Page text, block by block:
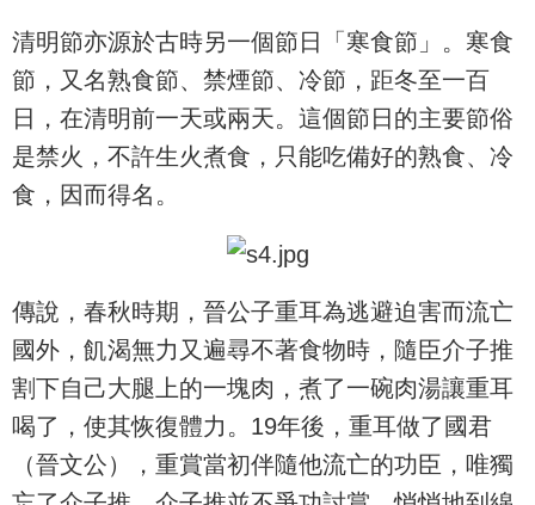
清明節亦源於古時另一個節日「寒食節」。寒食
節，又名熟食節、禁煙節、冷節，距冬至一百
日，在清明前一天或兩天。這個節日的主要節俗
是禁火，不許生火煮食，只能吃備好的熟食、冷
食，因而得名。
傳說，春秋時期，晉公子重耳為逃避迫害而流亡
國外，飢渴無力又遍尋不著食物時，隨臣介子推
割下自己大腿上的一塊肉，煮了一碗肉湯讓重耳
喝了，使其恢復體力。19年後，重耳做了國君
（晉文公），重賞當初伴隨他流亡的功臣，唯獨